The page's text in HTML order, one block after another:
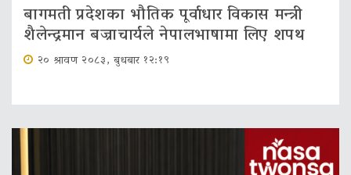
बागमती प्रदेशका भौतिक पूर्वाधार विकास मन्त्री
शैलेन्द्रमान बज्राचार्यले नेपालभाषामा लिए शपथ
२० श्रावण २०८३, बुधबार १२:१९